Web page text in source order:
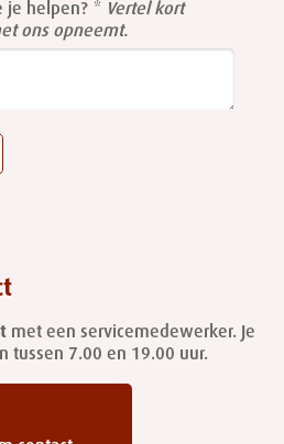
je helpen?
Vertel kort
ons opneemt.
met een servicemedewerker. Je
tussen 7.00 en 19.00 uur.